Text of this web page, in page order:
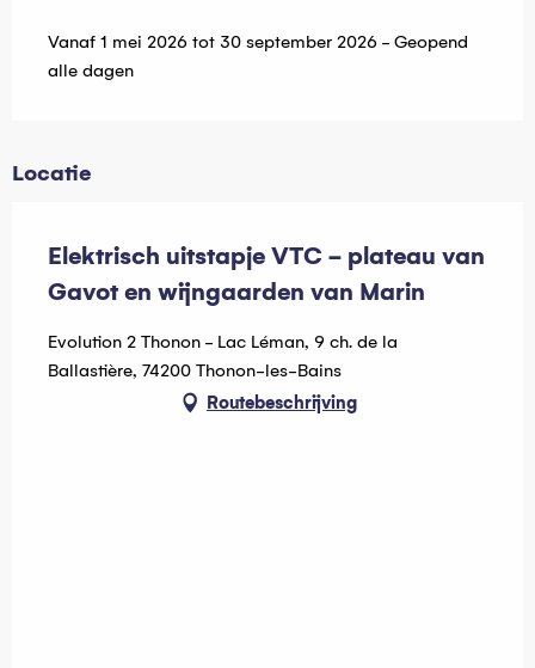
Vanaf 1 mei 2026 tot 30 september 2026 - Geopend
alle dagen
Locatie
Elektrisch uitstapje VTC - plateau van
Gavot en wijngaarden van Marin
Evolution 2 Thonon - Lac Léman, 9 ch. de la
Ballastière, 74200 Thonon-les-Bains
Routebeschrijving